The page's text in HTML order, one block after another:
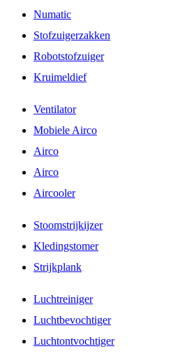
Numatic
Stofzuigerzakken
Robotstofzuiger
Kruimeldief
Ventilator
Mobiele Airco
Airco
Airco
Aircooler
Stoomstrijkijzer
Kledingstomer
Strijkplank
Luchtreiniger
Luchtbevochtiger
Luchtontvochtiger